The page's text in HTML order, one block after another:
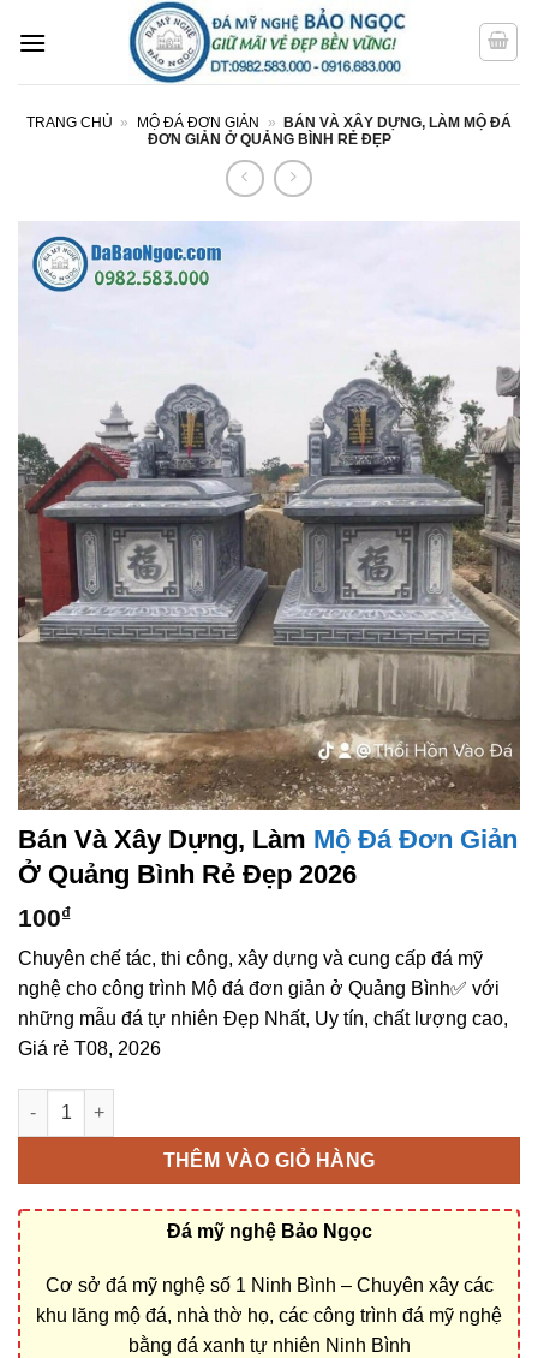
qua
TRANG CHỦ » MỘ ĐÁ ĐƠN GIẢN »
BÁN VÀ XÂY DỰNG, LÀM MỘ ĐÁ
ĐƠN GIẢN Ở QUẢNG BÌNH RẺ ĐẸP
Bán Và Xây Dựng, Làm Mộ Đá Đơn Giản
Ở Quảng Bình Rẻ Đẹp 2026
100₫
Chuyên chế tác, thi công, xây dựng và cung cấp đá mỹ
nghệ cho công trình Mộ đá đơn giản ở Quảng Bình✅ với
những mẫu đá tự nhiên Đẹp Nhất, Uy tín, chất lượng cao,
Giá rẻ T08, 2026
Bán và xây dựng, làm Mộ đá đơn giản ở Quảng Bình rẻ đẹp
THÊM VÀO GIỎ HÀNG
Đá mỹ nghệ Bảo Ngọc
Cơ sở đá mỹ nghệ số 1 Ninh Bình – Chuyên xây các
khu lăng mộ đá, nhà thờ họ, các công trình đá mỹ nghệ
bằng đá xanh tự nhiên Ninh Bình